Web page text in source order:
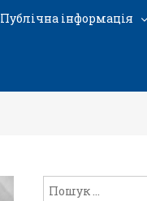
Публічна інформація